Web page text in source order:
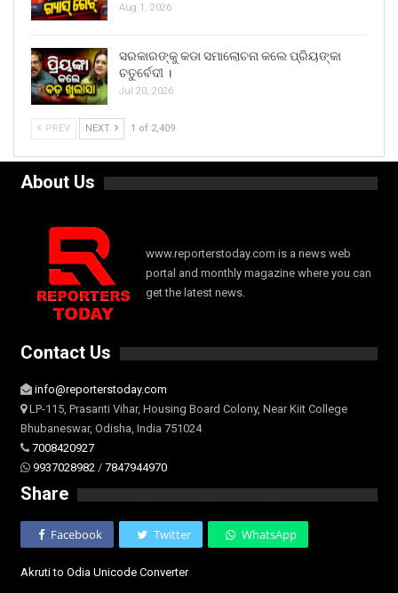
Aug 1, 2026
ସରକାରଙ୍କୁ କଡା ସମାଲୋଚନା କଲେ ପ୍ରିୟଙ୍କା
ଚତୁର୍ବେଦୀ ।
Jul 20, 2026
PREV NEXT 1 of 2,409
About Us
www.reporterstoday.com is a news web
portal and monthly magazine where you can
get the latest news.
Contact Us
info@reporterstoday.com
LP-115, Prasanti Vihar, Housing Board Colony, Near Kiit College
Bhubaneswar, Odisha, India 751024
7008420927
9937028982 / 7847944970
Share
Facebook Twitter WhatsApp
Akruti to Odia Unicode Converter